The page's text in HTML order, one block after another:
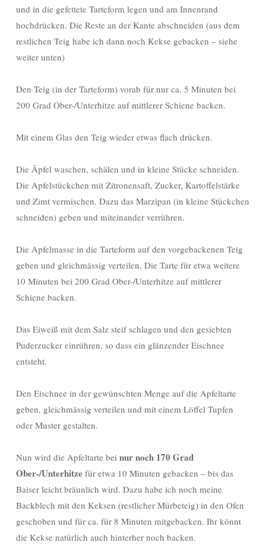
und in die gefettete Tarteform legen und am Innenrand
hochdrücken. Die Reste an der Kante abschneiden (aus dem
restlichen Teig habe ich dann noch Kekse gebacken – siehe
weiter unten)
Den Teig (in der Tarteform) vorab für nur ca. 5 Minuten bei
200 Grad Ober-/Unterhitze auf mittlerer Schiene backen.
Mit einem Glas den Teig wieder etwas flach drücken.
Die Äpfel waschen, schälen und in kleine Stücke schneiden.
Die Apfelstückchen mit Zitronensaft, Zucker, Kartoffelstärke
und Zimt vermischen. Dazu das Marzipan (in kleine Stückchen
schneiden) geben und miteinander verrühren.
Die Apfelmasse in die Tarteform auf den vorgebackenen Teig
geben und gleichmässig verteilen. Die Tarte für etwa weitere
10 Minuten bei 200 Grad Ober-/Unterhitze auf mittlerer
Schiene backen.
Das Eiweiß mit dem Salz steif schlagen und den gesiebten
Puderzucker einrühren, so dass ein glänzender Eischnee
entsteht.
Den Eischnee in der gewünschten Menge auf die Apfeltarte
geben, gleichmässig verteilen und mit einem Löffel Tupfen
oder Muster gestalten.
Nun wird die Apfeltarte bei nur noch 170 Grad
Ober-/Unterhitze für etwa 10 Minuten gebacken – bis das
Baiser leicht bräunlich wird. Dazu habe ich noch meine
Backblech mit den Keksen (restlicher Mürbeteig) in den Ofen
geschoben und für ca. für 8 Minuten mitgebacken. Ihr könnt
die Kekse natürlich auch hinterher noch backen.